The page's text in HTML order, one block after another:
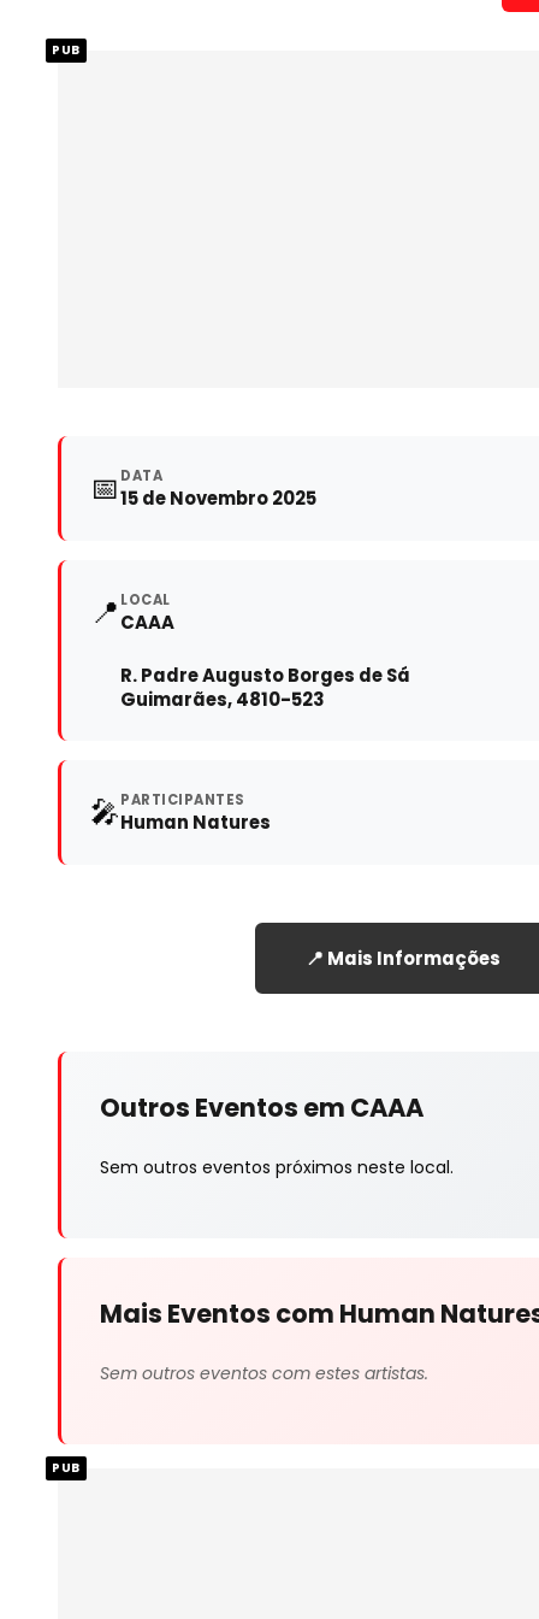
PUB
📅 DATA
15 de Novembro 2025
📍 LOCAL
CAAA
R. Padre Augusto Borges de Sá
Guimarães, 4810-523
🎤PARTICIPANTES
Human Natures
📍 Mais Informações
Outros Eventos em CAAA
Sem outros eventos próximos neste local.
Mais Eventos com Human
Sem outros eventos com estes artistas.
PUB